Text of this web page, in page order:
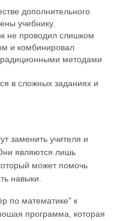
дополнительного
учебнику.
не проводил слишком
и комбинировал
методами
в сложных заданиях и
заменить учителя и
являются лишь
может помочь
навыки.
по математике" к
программа, которая